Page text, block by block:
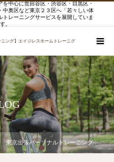
中心に世田谷区・渋谷区・目黒区・
奥区など東京２３区へ「若々しい体
レーニングサービスを展開していま
す。
ニング】エイジレスホームトレーニグ
東京出張パーソナルトレーニング｜港区・渋谷区・目黒区で理想の体を手に入れる